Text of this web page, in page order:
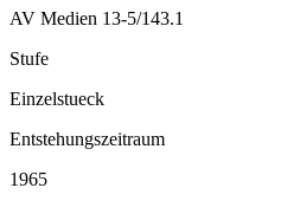
AV Medien 13-5/143.1
Stufe
Einzelstueck
Entstehungszeitraum
1965